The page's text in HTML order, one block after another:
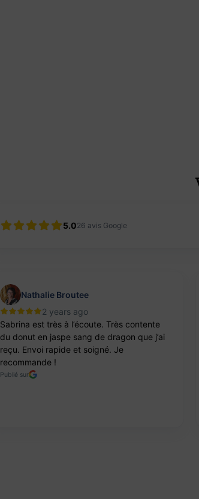
5.026 avis Google
Nathalie Broutee
2 years ago
Sabrina est très à l’écoute. Très contente
du donut en jaspe sang de dragon que j’ai
reçu. Envoi rapide et soigné. Je
recommande !
Publié sur